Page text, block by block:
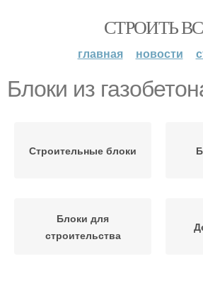
СТРОИТЬ
главная новости
Блоки из
Строительные блоки
Блоки для
строительства